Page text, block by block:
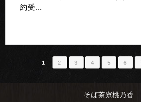
約受...
1 2 3 4 5 6
そば茶寮桃乃香